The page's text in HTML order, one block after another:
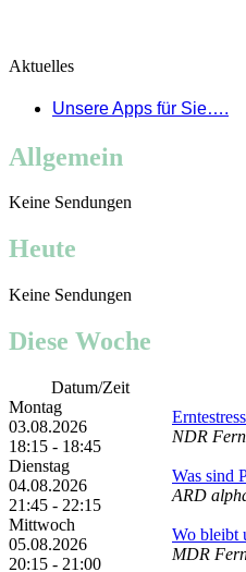
Aktuelles
Unsere Apps für Sie….
Allgemein
Keine Sendungen
Heute
Keine Sendungen
Diese Woche
Datum/Zeit
Montag
03.08.2026
18:15 - 18:45
NDR
Dienstag
04.08.2026
21:45 - 22:15
Was sind
ARD
Mittwoch
05.08.2026
20:15 - 21:00
Wo bleibt
MDR